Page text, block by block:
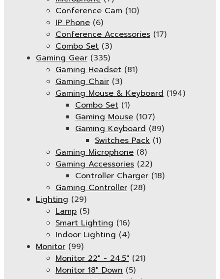
Conference Cam (10)
IP Phone (6)
Conference Accessories (17)
Combo Set (3)
Gaming Gear (335)
Gaming Headset (81)
Gaming Chair (3)
Gaming Mouse & Keyboard (194)
Combo Set (1)
Gaming Mouse (107)
Gaming Keyboard (89)
Switches Pack (1)
Gaming Microphone (8)
Gaming Accessories (22)
Controller Charger (18)
Gaming Controller (28)
Lighting (29)
Lamp (5)
Smart Lighting (16)
Indoor Lighting (4)
Monitor (99)
Monitor 22" - 24.5" (21)
Monitor 18" Down (5)